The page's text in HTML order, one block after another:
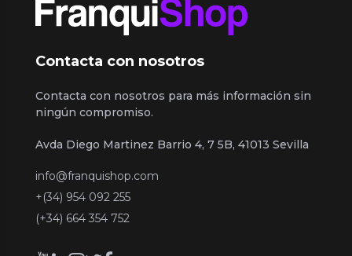
Contacta con nosotros
Contacta con nosotros para más información sin
ningún compromiso.
Avda Diego Martinez Barrio 4, 7 5B, 41013 Sevilla
info@franquishop.com
+(34) 954 092 255
(+34) 664 354 752